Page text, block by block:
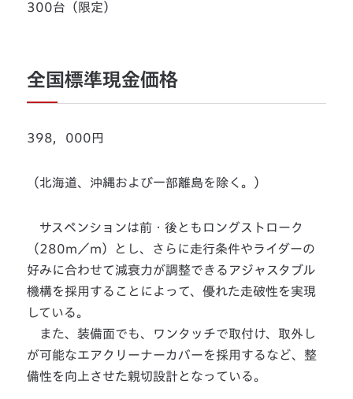
300台（限定）
全国標準現金価格
398，000円
（北海道、沖縄および一部離島を除く。）
サスペンションは前・後ともロングストローク
（280m／m）とし、さらに走行条件やライダーの
好みに合わせて減衰力が調整できるアジャスタブル
機構を採用することによって、優れた走破性を実現
している。
また、装備面でも、ワンタッチで取付け、取外し
が可能なエアクリーナーカバーを採用するなど、整
備性を向上させた親切設計となっている。